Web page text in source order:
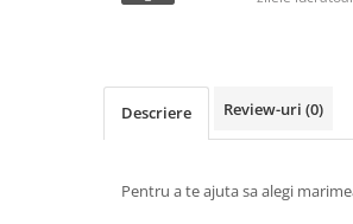
Descriere Review-uri (0)
Pentru a te ajuta sa alegi